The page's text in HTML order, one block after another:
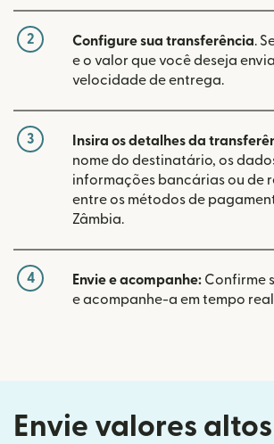
2 Configure sua transferência.
e o valor que você deseja
velocidade de entrega.
3 Insira os detalhes da
nome do destinatário, os
informações bancárias ou de
entre os métodos de
Zâmbia.
4 Envie e acompanhe: Confirme
e acompanhe-a em tempo
Envie valores